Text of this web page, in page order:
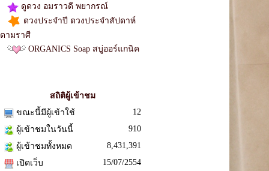
ดูดวง อมราวดี พยากรณ์
ดวงประจำปี ดวงประจำสัปดาห์
ตามราศี
ORGANICS Soap สบู่ออร์แกนิค
สถิติผู้เข้าชม
ขณะนี้มีผู้เข้าใช้
12
ผู้เข้าชมในวันนี้
910
ผู้เข้าชมทั้งหมด
8,431,391
เปิดเว็บ
15/07/2554